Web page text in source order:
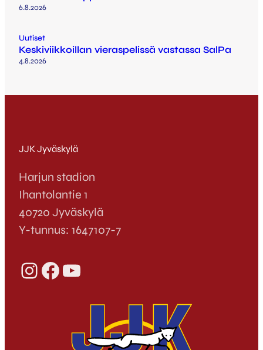
6.8.2026
Uutiset
Keskiviikkoillan vieraspelissä vastassa SalPa
4.8.2026
JJK Jyväskylä
Harjun stadion
Ihantolantie 1
40720 Jyväskylä
Y-tunnus: 1647107-7
InstagramFacebook YouTube